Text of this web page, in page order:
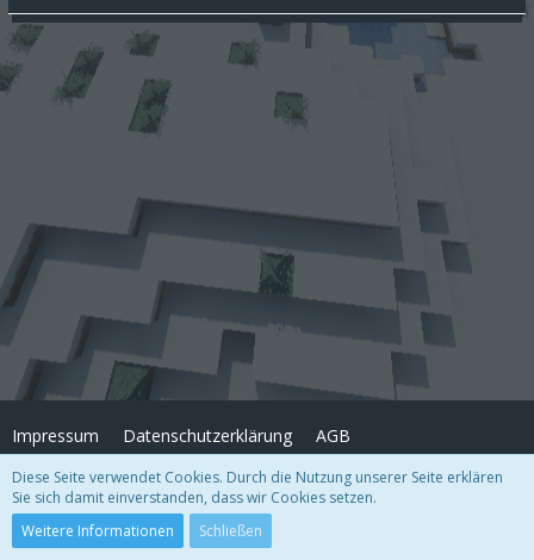
Impressum Datenschutzerklärung AGB
Copyright© FrostArea.net2026
Community-Software:
Diese Seite verwendet Cookies. Durch die Nutzung unserer Seite erklären
Sie sich damit einverstanden, dass wir Cookies setzen.
Weitere Informationen
Schließen